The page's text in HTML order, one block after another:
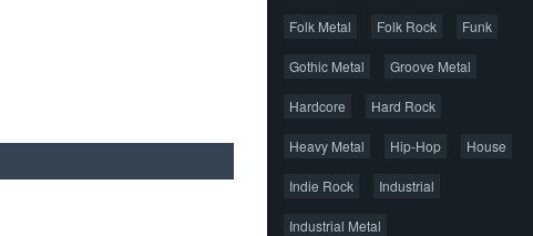
Folk Metal Folk Rock Funk
Gothic Metal Groove Metal
Hardcore Hard Rock
Heavy Metal Hip-Hop House
Indie Rock Industrial
Industrial Metal